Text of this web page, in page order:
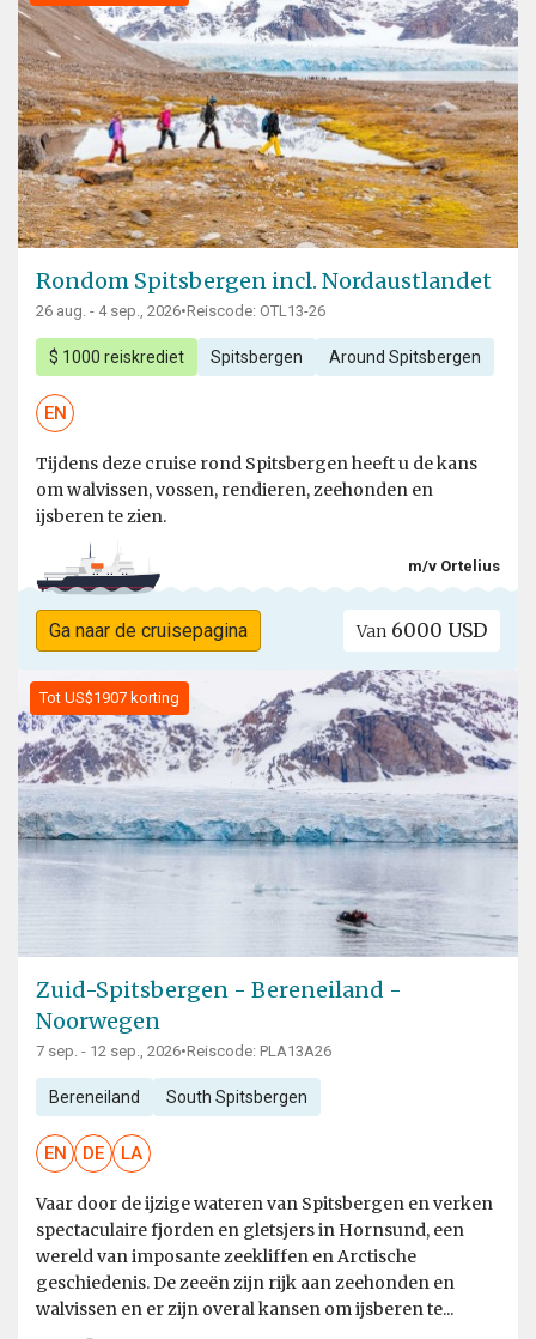
Rondom Spitsbergen incl. Nordaustlandet
26 aug. - 4 sep., 2026•Reiscode: OTL13-26
$ 1000 reiskrediet Spitsbergen Around Spitsbergen
EN
Tijdens deze cruise rond Spitsbergen heeft u de kans
om walvissen, vossen, rendieren, zeehonden en
ijsberen te zien.
m/v Ortelius
Ga naar de cruisepagina Van 6000 USD
Tot US$1907 korting
Zuid-Spitsbergen - Bereneiland -
Noorwegen
7 sep. - 12 sep., 2026•Reiscode: PLA13A26
Bereneiland South Spitsbergen
EN DE LA
Vaar door de ijzige wateren van Spitsbergen en verken
spectaculaire fjorden en gletsjers in Hornsund, een
wereld van imposante zeekliffen en Arctische
geschiedenis. De zeeën zijn rijk aan zeehonden en
walvissen en er zijn overal kansen om ijsberen te...